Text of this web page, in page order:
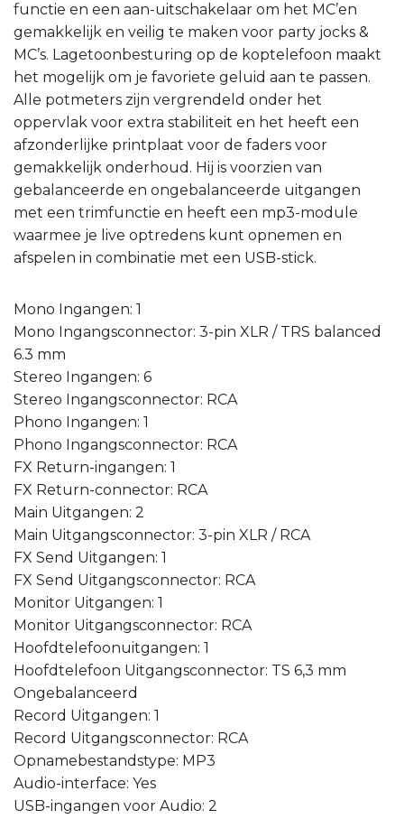
functie en een aan-uitschakelaar om het MC’en
gemakkelijk en veilig te maken voor party jocks &
MC’s. Lagetoonbesturing op de koptelefoon maakt
het mogelijk om je favoriete geluid aan te passen.
Alle potmeters zijn vergrendeld onder het
oppervlak voor extra stabiliteit en het heeft een
afzonderlijke printplaat voor de faders voor
gemakkelijk onderhoud. Hij is voorzien van
gebalanceerde en ongebalanceerde uitgangen
met een trimfunctie en heeft een mp3-module
waarmee je live optredens kunt opnemen en
afspelen in combinatie met een USB-stick.
Mono Ingangen: 1
Mono Ingangsconnector: 3-pin XLR / TRS balanced
6.3 mm
Stereo Ingangen: 6
Stereo Ingangsconnector: RCA
Phono Ingangen: 1
Phono Ingangsconnector: RCA
FX Return-ingangen: 1
FX Return-connector: RCA
Main Uitgangen: 2
Main Uitgangsconnector: 3-pin XLR / RCA
FX Send Uitgangen: 1
FX Send Uitgangsconnector: RCA
Monitor Uitgangen: 1
Monitor Uitgangsconnector: RCA
Hoofdtelefoonuitgangen: 1
Hoofdtelefoon Uitgangsconnector: TS 6,3 mm
Ongebalanceerd
Record Uitgangen: 1
Record Uitgangsconnector: RCA
Opnamebestandstype: MP3
Audio-interface: Yes
USB-ingangen voor Audio: 2